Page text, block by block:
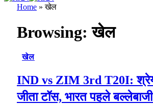
Home »खेल
Browsing:खेल
खेल
IND vs ZIM 3rd T20I:
जीता टॉस, भारत पहले